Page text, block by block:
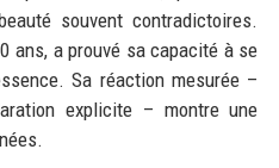
souvent contradictoires.
ans, a prouvé sa capacité à se
Sa réaction mesurée –
explicite – montre une